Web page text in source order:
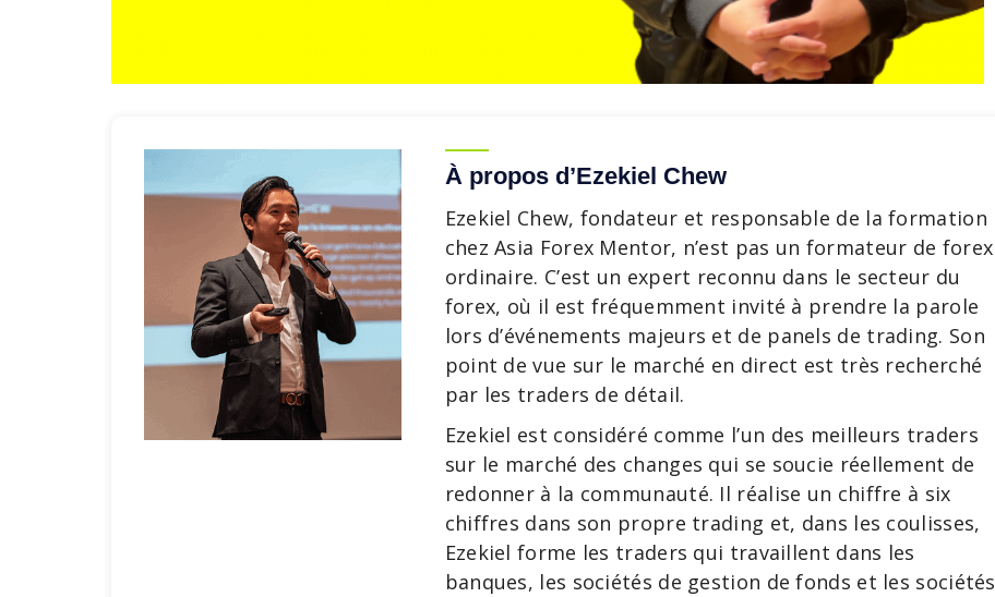
À propos d’Ezekiel Chew
Ezekiel Chew, fondateur et responsable de la formation
chez Asia Forex Mentor, n’est pas un formateur de forex
ordinaire. C’est un expert reconnu dans le secteur du
forex, où il est fréquemment invité à prendre la parole
lors d’événements majeurs et de panels de trading. Son
point de vue sur le marché en direct est très recherché
par les traders de détail.
Ezekiel est considéré comme l’un des meilleurs traders
sur le marché des changes qui se soucie réellement de
redonner à la communauté. Il réalise un chiffre à six
chiffres dans son propre trading et, dans les coulisses,
Ezekiel forme les traders qui travaillent dans les
banques, les sociétés de gestion de fonds et les sociétés